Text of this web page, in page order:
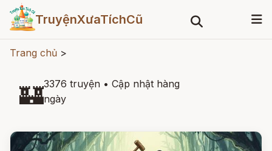
TruyệnXưaTíchCũ
Trang chủ >
🏰3376 truyện • Cập nhật hàng
ngày